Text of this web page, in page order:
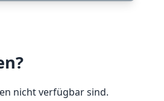
nicht verfügbar sind.